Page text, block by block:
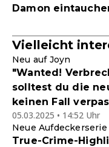
Damon
Vielleicht
Neu auf Joyn
"Wanted!
solltest du die
keinen Fall
05.03.2025 • 14:52 Uhr
Neue Aufdeckerserie
True-Crime-